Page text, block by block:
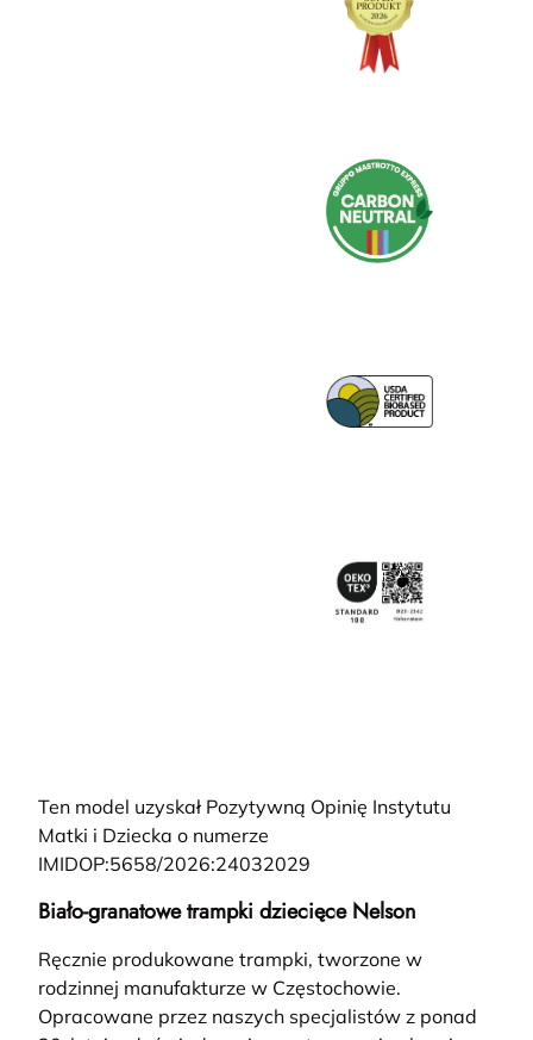
Ten model uzyskał Pozytywną Opinię Instytutu
Matki i Dziecka o numerze
IMIDOP:5658/2026:24032029
Biało-granatowe trampki dziecięce Nelson
Ręcznie produkowane trampki, tworzone w
rodzinnej manufakturze w Częstochowie.
Opracowane przez naszych specjalistów z ponad